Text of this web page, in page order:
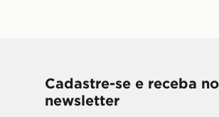
Cadastre-se e receba
newsletter